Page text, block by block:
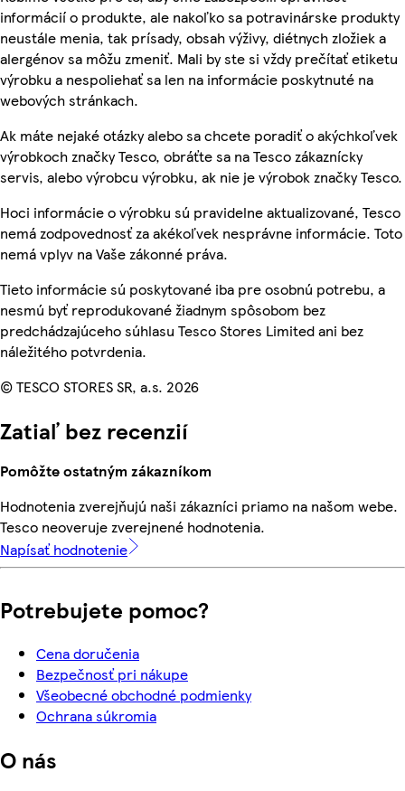
informácií o produkte, ale nakoľko sa potravinárske produkty
neustále menia, tak prísady, obsah výživy, diétnych zložiek a
alergénov sa môžu zmeniť. Mali by ste si vždy prečítať etiketu
výrobku a nespoliehať sa len na informácie poskytnuté na
webových stránkach.
Ak máte nejaké otázky alebo sa chcete poradiť o akýchkoľvek
výrobkoch značky Tesco, obráťte sa na Tesco zákaznícky
servis, alebo výrobcu výrobku, ak nie je výrobok značky Tesco.
Hoci informácie o výrobku sú pravidelne aktualizované, Tesco
nemá zodpovednosť za akékoľvek nesprávne informácie. Toto
nemá vplyv na Vaše zákonné práva.
Tieto informácie sú poskytované iba pre osobnú potrebu, a
nesmú byť reprodukované žiadnym spôsobom bez
predchádzajúceho súhlasu Tesco Stores Limited ani bez
náležitého potvrdenia.
© TESCO STORES SR, a.s. 2026
Zatiaľ bez recenzií
Pomôžte ostatným zákazníkom
Hodnotenia zverejňujú naši zákazníci priamo na našom webe.
Tesco neoveruje zverejnené hodnotenia.
Napísať hodnotenie
Potrebujete pomoc?
Cena doručenia
Bezpečnosť pri nákupe
Všeobecné obchodné podmienky
Ochrana súkromia
O nás